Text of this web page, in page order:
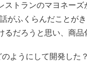
トランのマヨネー
がふくらんだことが
だろうと思い、商品
ようにして開発した？